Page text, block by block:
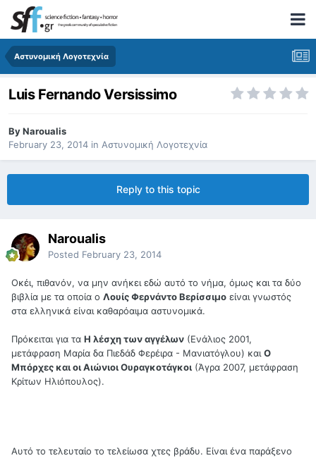
Αστυνομική Λογοτεχνία
Luis Fernando Versissimo
ByNaroualis
February 23, 2014 in Αστυνομική Λογοτεχνία
Reply to this topic
Naroualis
Posted February 23, 2014
Οκέι, πιθανόν, να μην ανήκει εδώ αυτό το νήμα, όμως και τα δύο
βιβλία με τα οποία ο Λουίς Φερνάντο Βερίσσιμο είναι γνωστός
στα ελληνικά είναι καθαρόαιμα αστυνομικά.
Πρόκειται για τα Η λέσχη των αγγέλων (Ενάλιος 2001,
μετάφραση Μαρία δα Πιεδάδ Φερέιρα - Μανιατόγλου) καιΟ
Μπόρχες και οι Αιώνιοι Ουραγκοτάγκοι (Άγρα 2007, μετάφραση
Κρίτων Ηλιόπουλος).
Αυτό το τελευταίο το τελείωσα χτες βράδυ. Είναι ένα παράξενο